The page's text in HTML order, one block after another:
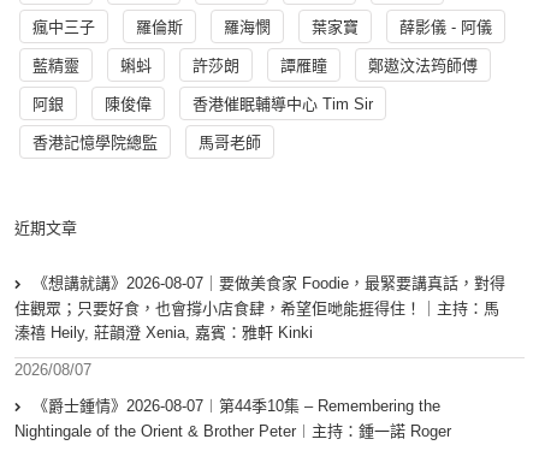
瘋中三子 羅倫斯 羅海憫 葉家寶 薛影儀 - 阿儀
藍精靈 蝌蚪 許莎朗 譚雁瞳 鄭遨汶法筠師傅
阿銀 陳俊偉 香港催眠輔導中心 Tim Sir
香港記憶學院總監 馬哥老師
近期文章
《想講就講》2026-08-07｜要做美食家 Foodie，最緊要講真話，對得
住觀眾；只要好食，也會撐小店食肆，希望佢哋能捱得住！｜主持：馬
溱禧 Heily, 莊韻澄 Xenia, 嘉賓：雅軒 Kinki
2026/08/07
《爵士鍾情》2026-08-07︱第44季10集 – Remembering the
Nightingale of the Orient & Brother Peter︱主持：鍾一諾 Roger